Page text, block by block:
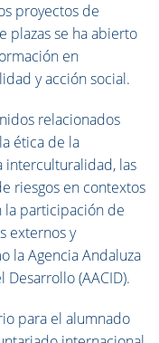
proyectos de
plazas se ha abierto
en
y acción social.
relacionados
ética de la
interculturalidad, las
riesgos en contextos
la participación de
externos y
la Agencia Andaluza
(AACID).
para el alumnado